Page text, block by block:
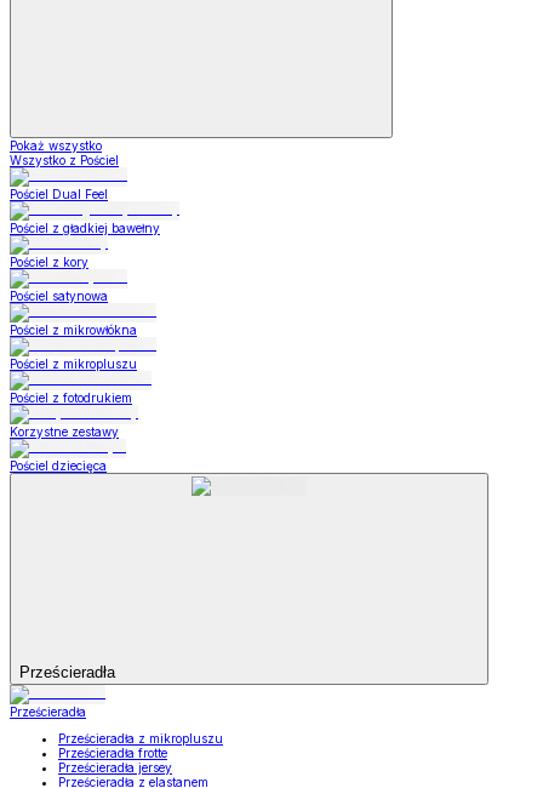
Pokaż wszystko
Wszystko z Pościel
Pościel Dual Feel
Pościel z gładkiej bawełny
Pościel z kory
Pościel satynowa
Pościel z mikrowłókna
Pościel z mikropluszu
Pościel z fotodrukiem
Korzystne zestawy
Pościel dziecięca
Prześcieradła
Prześcieradła
Prześcieradła z mikropluszu
Prześcieradła frotte
Prześcieradła jersey
Prześcieradła z elastanem